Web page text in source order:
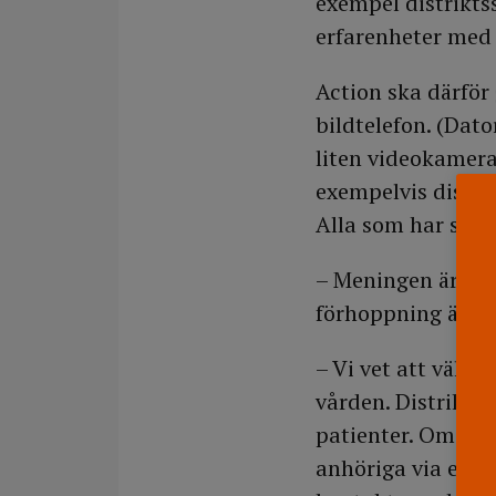
erfarenheter
Action ska
bildtelefon.
liten
exempelvis
Alla som har
– Meningen är
förhoppning är
– Vi vet att
vården.
patienter. Om
anhöriga via en